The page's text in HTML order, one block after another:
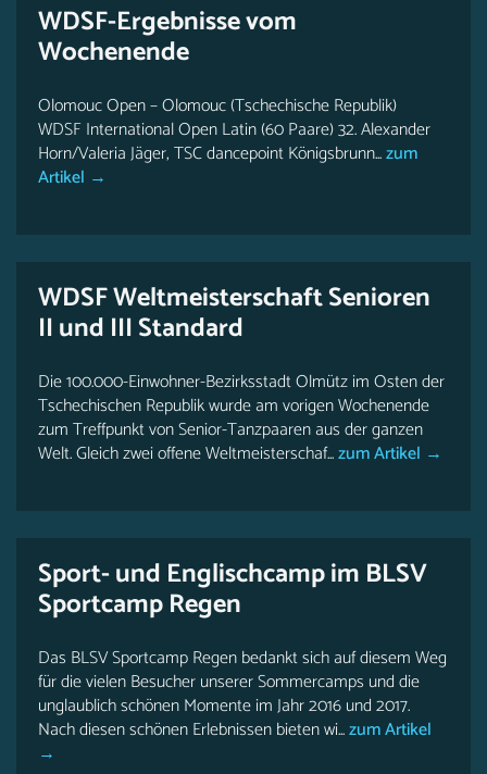
WDSF-Ergebnisse vom
Wochenende
Olomouc Open – Olomouc (Tschechische Republik)
WDSF International Open Latin (60 Paare) 32. Alexander
Horn/Valeria Jäger, TSC dancepoint Königsbrunn...zum
Artikel →
WDSF Weltmeisterschaft Senioren
II und III Standard
Die 100.000-Einwohner-Bezirksstadt Olmütz im Osten der
Tschechischen Republik wurde am vorigen Wochenende
zum Treffpunkt von Senior-Tanzpaaren aus der ganzen
Welt. Gleich zwei offene Weltmeisterschaf...zum Artikel →
Sport- und Englischcamp im BLSV
Sportcamp Regen
Das BLSV Sportcamp Regen bedankt sich auf diesem Weg
für die vielen Besucher unserer Sommercamps und die
unglaublich schönen Momente im Jahr 2016 und 2017.
Nach diesen schönen Erlebnissen bieten wi...zum Artikel
→